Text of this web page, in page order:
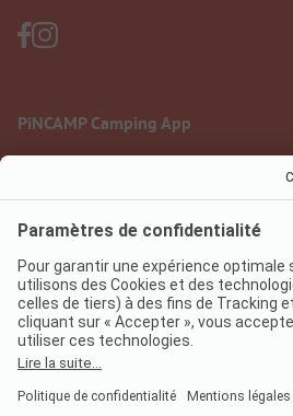
PiNCAMP Camping App
Mentions légales
Protection des données
Règlement sur les services numériques